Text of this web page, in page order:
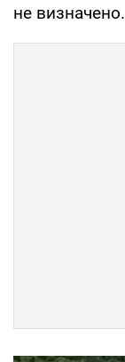
не визначено.